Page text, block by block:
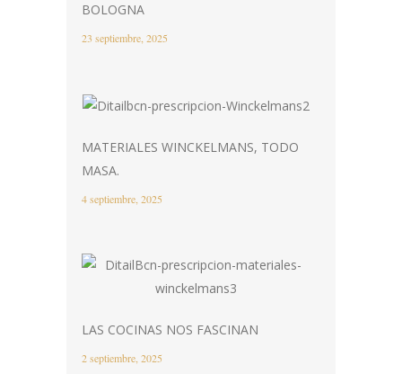
BOLOGNA
23 septiembre, 2025
MATERIALES WINCKELMANS, TODO
MASA.
4 septiembre, 2025
LAS COCINAS NOS FASCINAN
2 septiembre, 2025